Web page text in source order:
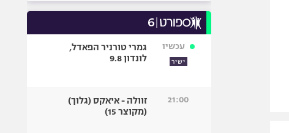
עכשיו
ישיר
גמרי טורניר הפאדל,
לונדון 9.8
21:00
זוולה - איאקס (גלוך)
(מקוצר 15)